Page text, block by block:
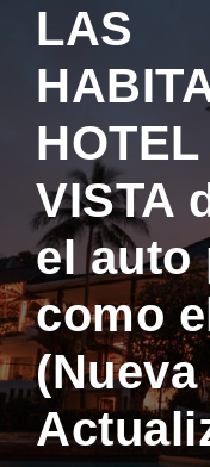
LAS
VISTA
el auto
como
(Nueva